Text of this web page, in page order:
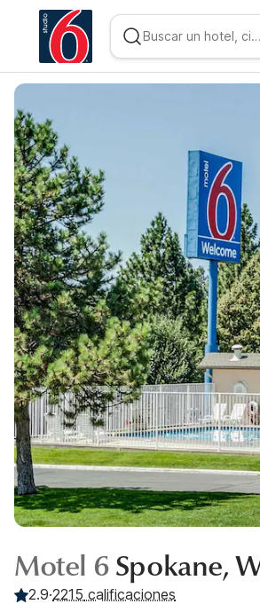
Motel 6 Spokane,
2.9·2215 calificaciones